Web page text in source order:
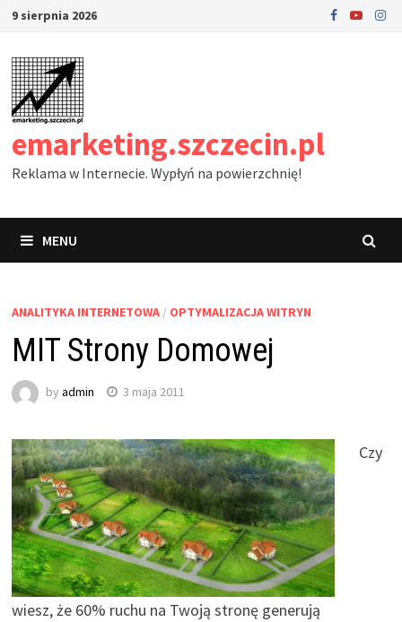
Skip
content
9 sierpnia 2026
emarketing.szczecin.pl
Reklama w Internecie. Wypłyń na powierzchnię!
MENU
ANALITYKA INTERNETOWA/ OPTYMALIZACJA WITRYN
MIT Strony Domowej
by admin 3 maja 2011
Czy
wiesz, że 60% ruchu na Twoją stronę generują